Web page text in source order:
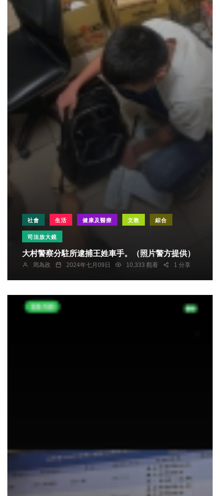
社會 生活 健康及醫療 文教 綜合
司法放大鏡
大村警察分駐所逮捕王姓車手。（照片警方提供）
周為政 2024年七月09日 10,333 觀看 1 分享